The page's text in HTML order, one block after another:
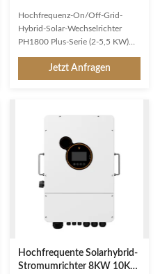
Sinuswelle Hochfrequenz
Hochfrequenz-On/Off-Grid-
Hybrid-Solar-Wechselrichter
PH1800 Plus-Serie (2-5,5 KW)
der PH1800 Plus-Serie kann den
Eigenverbrauch und die
Einstellung realisieren.Tagsüber
kann Solarstrom ...
Jetzt Anfragen
Hochfrequente Solarhybrid-
Stromumrichter 8KW 10KW